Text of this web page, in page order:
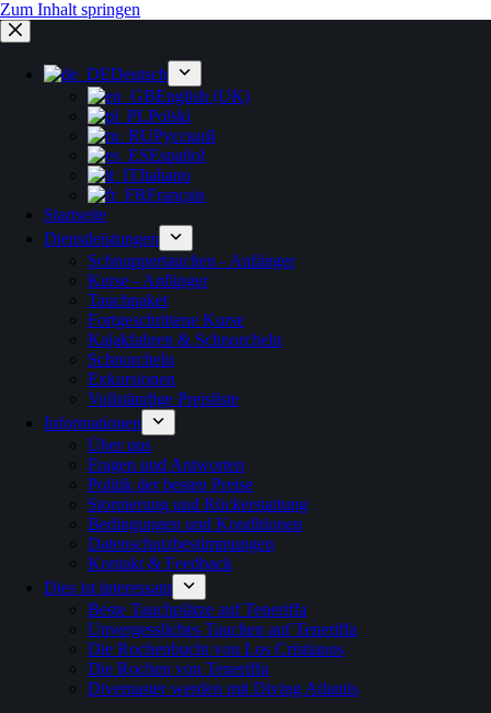
Zum Inhalt springen
Deutsch
English (UK)
Polski
Русский
Español
Italiano
Français
Startseite
Dienstleistungen
Schnuppertauchen - Anfänger
Kurse - Anfänger
Tauchpaket
Fortgeschrittene Kurse
Kajakfahren & Schnorcheln
Schnorcheln
Exkursionen
Vollständige Preisliste
Informationen
Über uns
Fragen und Antworten
Politik der besten Preise
Stornierung und Rückerstattung
Bedingungen und Konditionen
Datenschutzbestimmungen
Kontakt & Feedback
Dies ist interessant
Beste Tauchplätze auf Teneriffa
Unvergessliches Tauchen auf Teneriffa
Die Rochenbucht von Los Cristianos
Die Rochen von Teneriffa
Divemaster werden mit Diving Atlantis